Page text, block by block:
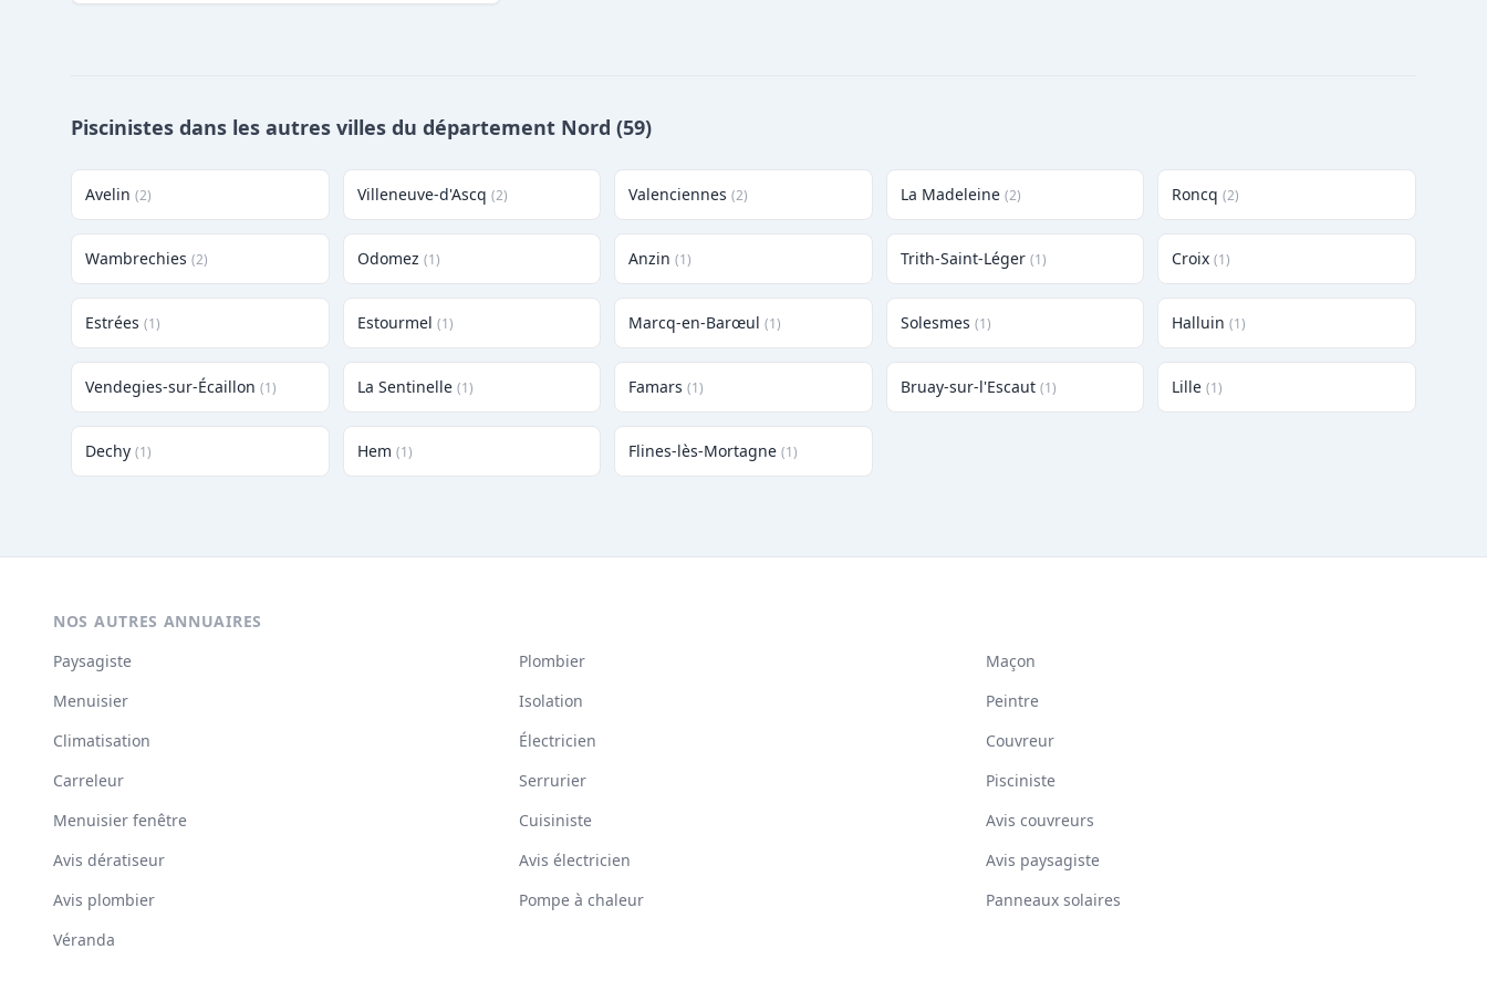
Piscinistes dans les autres villes du département Nord (59)
Avelin (2) Villeneuve-d'Ascq (2) Valenciennes (2) La Madeleine (2) Roncq (2)
Wambrechies (2) Odomez (1) Anzin (1) Trith-Saint-Léger (1) Croix (1)
Estrées (1) Estourmel (1) Marcq-en-Barœul (1) Solesmes (1) Halluin (1)
Vendegies-sur-Écaillon (1) La Sentinelle (1) Famars (1) Bruay-sur-l'Escaut (1) Lille (1)
Dechy (1) Hem (1) Flines-lès-Mortagne (1)
NOS AUTRES ANNUAIRES
Paysagiste
Plombier
Maçon
Menuisier
Isolation
Peintre
Climatisation
Électricien
Couvreur
Carreleur
Serrurier
Pisciniste
Menuisier fenêtre
Cuisiniste
Avis couvreurs
Avis dératiseur
Avis électricien
Avis paysagiste
Avis plombier
Pompe à chaleur
Panneaux solaires
Véranda